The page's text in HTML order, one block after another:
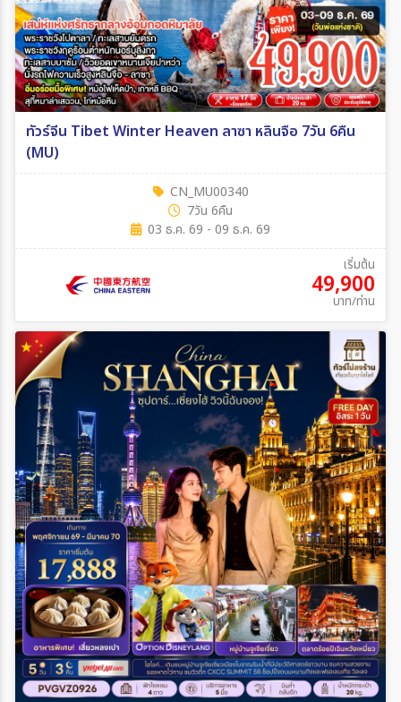
ทัวร์จีน Tibet Winter Heaven ลาซา หลินจือ 7วัน 6คืน
(MU)
CN_MU00340
7วัน 6คืน
03 ธ.ค. 69 - 09 ธ.ค. 69
เริ่มต้น
49,900
บาท/ท่าน